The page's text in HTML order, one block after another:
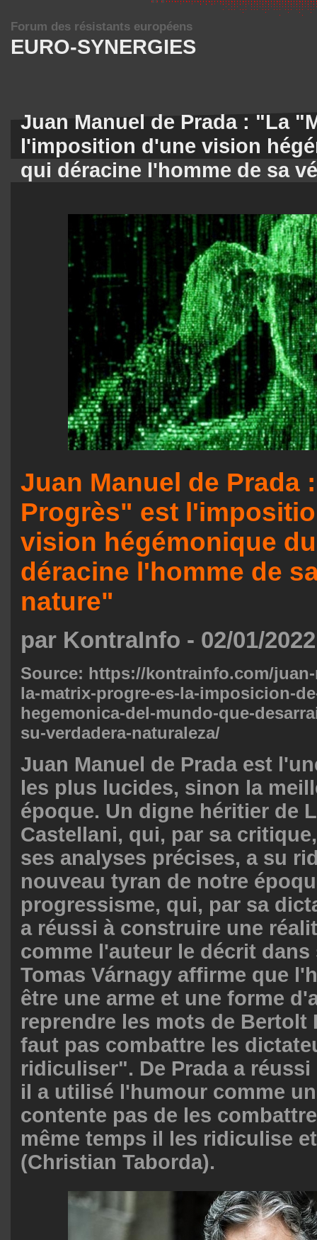
EURO-SYNERGIES
Forum des résistants européens
Juan Manuel de Prada : "La
l'imposition d'une vision
qui déracine l'homme de sa
Juan Manuel de Prada
Progrès" est
vision hégémonique
déracine l'homme de
nature"
par KontraInfo - 02/01/2022
Source: https://kontrainfo.com/
la-matrix-progre-es-la-imposicion-
hegemonica-del-mundo-que-
su-verdadera-naturaleza/
Juan Manuel de Prada est
les plus lucides, sinon la
époque. Un digne héritier de
Castellani, qui, par sa
ses analyses précises, a su
nouveau tyran de notre
progressisme, qui, par sa
a réussi à construire une
comme l'auteur le décrit dans
Tomas Várnagy affirme que
être une arme et une forme
reprendre les mots de Bertolt
faut pas combattre les
ridiculiser". De Prada a réussi
il a utilisé l'humour comme
contente pas de les
même temps il les ridiculise
(Christian Taborda).